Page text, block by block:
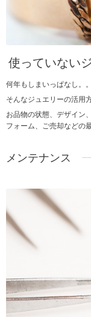
使っていない
何年もしまいっぱなし。。
そんなジュエリーの活用
お品物の状態、デザイン
フォーム、ご売却などの
メンテナンス